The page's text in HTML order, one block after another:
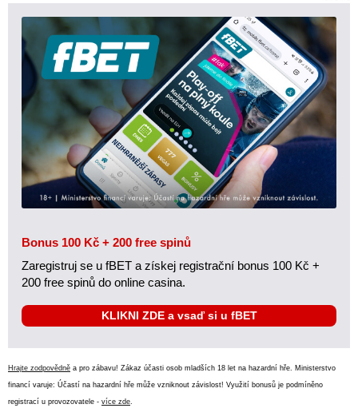
Bonus 100 Kč + 200 free spinů
Zaregistruj se u fBET a získej registrační bonus 100 Kč +
200 free spinů do online casina.
KLIKNI ZDE a vsaď si u fBET
Hrajte zodpovědně a pro zábavu! Zákaz účasti osob mladších 18 let na hazardní hře. Ministerstvo
financí varuje: Účastí na hazardní hře může vzniknout závislost! Využití bonusů je podmíněno
registrací u provozovatele - více zde.